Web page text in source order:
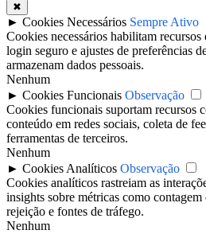
✖
► Cookies Necessários Sempre Ativo
Cookies necessários habilitam recursos
login seguro e ajustes de preferências
armazenam dados pessoais.
Nenhum
► Cookies Funcionais Observação
Cookies funcionais suportam recursos
conteúdo em redes sociais, coleta de
ferramentas de terceiros.
Nenhum
► Cookies Analíticos Observação
Cookies analíticos rastreiam as
insights sobre métricas como
rejeição e fontes de tráfego.
Nenhum